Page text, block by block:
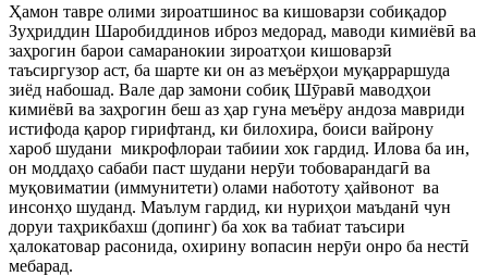
Ҳамон тавре олими зироатшинос ва кишоварзи собиқадор
Зуҳриддин Шаробиддинов иброз медорад, маводи кимиёвӣ ва
заҳрогин барои самаранокии зироатҳои кишоварзӣ
таъсиргузор аст, ба шарте ки он аз меъёрҳои муқарраршуда
зиёд набошад. Вале дар замони собиқ Шӯравӣ маводҳои
кимиёвӣ ва заҳрогин беш аз ҳар гуна меъёру андоза мавриди
истифода қарор гирифтанд, ки билохира, боиси вайрону
хароб шудани микрофлораи табиии хок гардид. Илова ба ин,
он моддаҳо сабаби паст шудани нерӯи тобоварандагӣ ва
муқовиматии (иммунитети) олами набототу ҳайвонот ва
инсонҳо шуданд. Маълум гардид, ки нуриҳои маъданӣ чун
доруи таҳрикбахш (допинг) ба хок ва табиат таъсири
ҳалокатовар расонида, охирину вопасин нерӯи онро ба нестӣ
мебарад.